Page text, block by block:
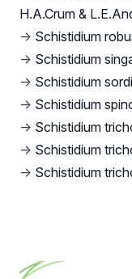
H.A.Crum &
→ Schistidium
→ Schistidium
→ Schistidium
→ Schistidium
→ Schistidium
→ Schistidium
→ Schistidium